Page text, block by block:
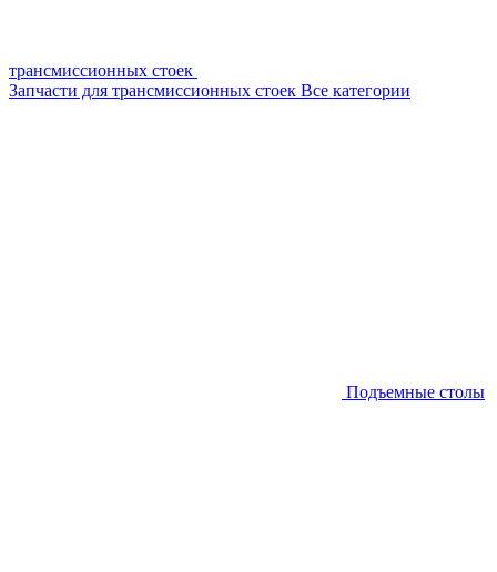
трансмиссионных стоек
Запчасти для трансмиссионных стоек Все категории
Подъемные столы